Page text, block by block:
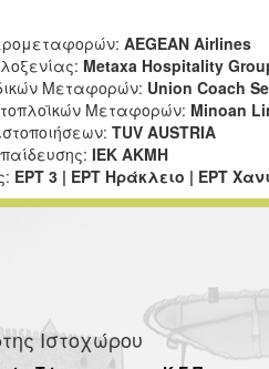
AEGEAN Airlines
Metaxa Hospitality
Μεταφορών: Union Coach
Μεταφορών: Minoan
TUV AUSTRIA
ΙΕΚ ΑΚΜΗ
ΕΡΤ 3 | ΕΡΤ Ηράκλειο | ΕΡΤ
Ιστοχώρου